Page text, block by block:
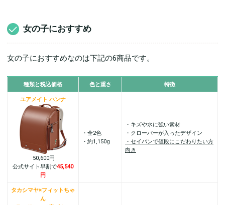
女の子におすすめ
女の子におすすめなのは下記の6商品です。
種類と税込価格 色と重さ 特徴
ユアメイト ハンナ
50,600円
公式サイト早割で45,540
円
・全2色
・約1,150g
・キズや水に強い素材
・クローバーが入ったデザイン
・セイバンで値段にこだわりたい方
向き
タカシマヤ×フィットちゃ
ん